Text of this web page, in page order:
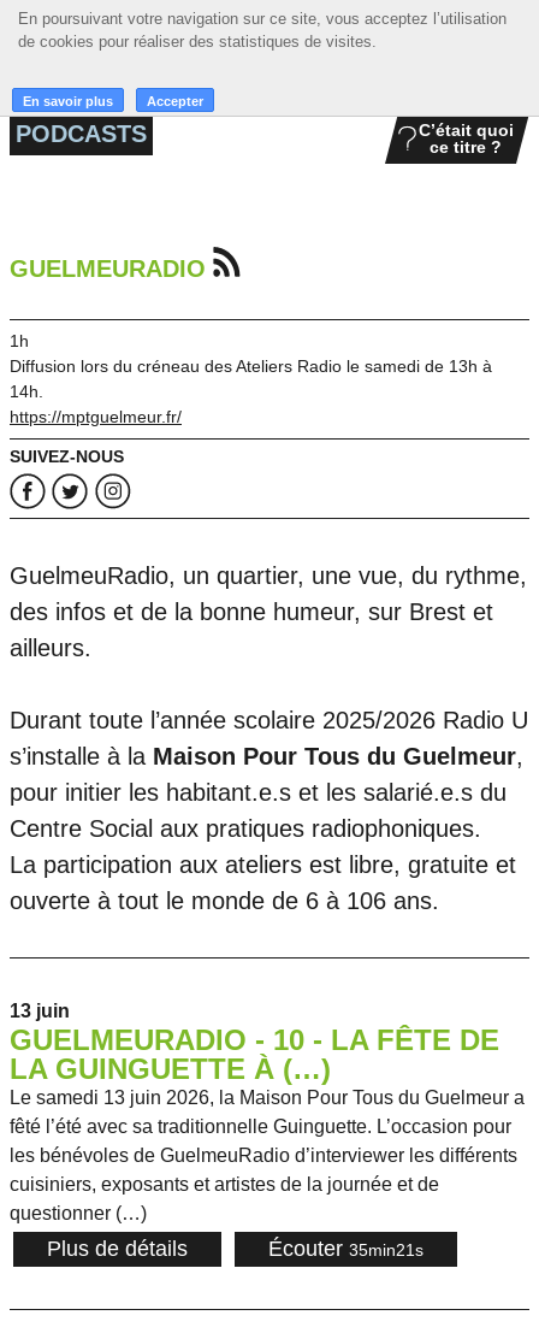
En poursuivant votre navigation sur ce site, vous acceptez l’utilisation
de cookies pour réaliser des statistiques de visites.
En savoir plus Accepter
En poursuivant votre navigation sur ce site, vous acceptez l’utilisation
de cookies pour réaliser des statistiques de visites.
En savoir plus Accepter
☰ MENU
ACCUEIL
ACTIONS
LA RADIO
PODCASTS
C’était quoi
ce titre ?
GUELMEURADIO
1h
Diffusion lors du créneau des Ateliers Radio le samedi de 13h à
14h.
https://mptguelmeur.fr/
SUIVEZ-NOUS
GuelmeuRadio, un quartier, une vue, du rythme,
des infos et de la bonne humeur, sur Brest et
ailleurs.
Durant toute l’année scolaire 2025/2026 Radio U
s’installe à la Maison Pour Tous du Guelmeur,
pour initier les habitant.e.s et les salarié.e.s du
Centre Social aux pratiques radiophoniques.
La participation aux ateliers est libre, gratuite et
ouverte à tout le monde de 6 à 106 ans.
13 juin
GUELMEURADIO - 10 - LA FÊTE DE
LA GUINGUETTE À (…)
Le samedi 13 juin 2026, la Maison Pour Tous du Guelmeur a
fêté l’été avec sa traditionnelle Guinguette. L’occasion pour
les bénévoles de GuelmeuRadio d’interviewer les différents
cuisiniers, exposants et artistes de la journée et de
questionner (…)
Plus de détails Écouter 35min21s